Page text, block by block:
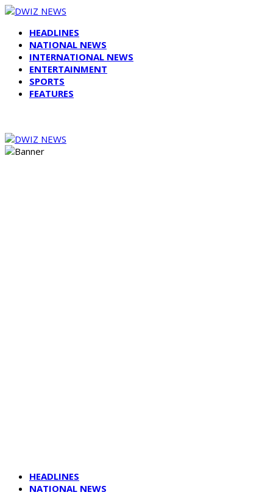
HEADLINES
NATIONAL NEWS
INTERNATIONAL NEWS
ENTERTAINMENT
SPORTS
FEATURES
HEADLINES
NATIONAL NEWS